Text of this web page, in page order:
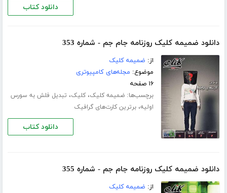
دانلود کتاب
دانلود ضمیمه کلیک روزنامه جام جم - شماره 353
از: ضمیمه کلیک
موضوع: مجله‌های کامپیوتری
۱۶ صفحه
برچسب‌ها:ضمیمه کلیک،کلیک، تبدیل فلش به سورس
اولیه،برترین کارت‌های گرافیک
دانلود کتاب
دانلود ضمیمه کلیک روزنامه جام جم - شماره 355
از: ضمیمه کلیک